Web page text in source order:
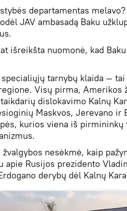
departamentas
JAV ambasadą Baku
išreikšta nuomonė, kad
tarnybų klaida —
Visų pirma, Amerikos
dislokavimo Kalnų
Maskvos, Jerevano ir
kurios viena iš
nesėkmė, kaip
apie Rusijos prezidento
derybų dėl Kalnų